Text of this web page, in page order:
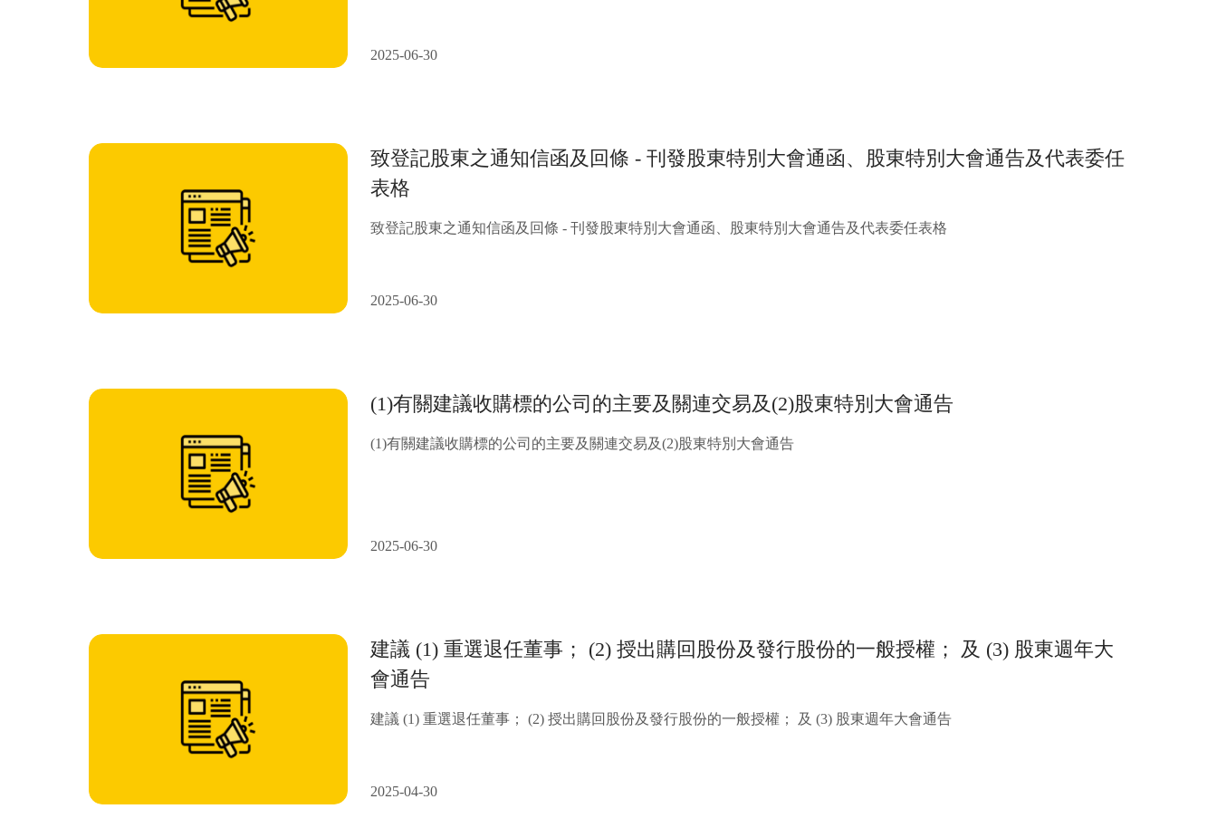
2025-06-30
致登記股東之通知信函及回條 - 刊發股東特別大會通函、股東特別大會通告及代表委任
表格
致登記股東之通知信函及回條 - 刊發股東特別大會通函、股東特別大會通告及代表委任表格
2025-06-30
(1)有關建議收購標的公司的主要及關連交易及(2)股東特別大會通告
(1)有關建議收購標的公司的主要及關連交易及(2)股東特別大會通告
2025-06-30
建議 (1) 重選退任董事； (2) 授出購回股份及發行股份的一般授權； 及 (3) 股東週年大
會通告
建議 (1) 重選退任董事； (2) 授出購回股份及發行股份的一般授權； 及 (3) 股東週年大會通告
2025-04-30